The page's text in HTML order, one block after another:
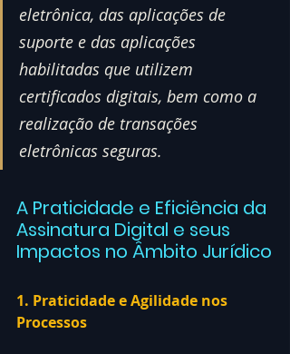
eletrônica, das aplicações de
suporte e das aplicações
habilitadas que utilizem
certificados digitais, bem como a
realização de transações
eletrônicas seguras.
A Praticidade e Eficiência da
Assinatura Digital e seus
Impactos no Âmbito Jurídico
1. Praticidade e Agilidade nos
Processos